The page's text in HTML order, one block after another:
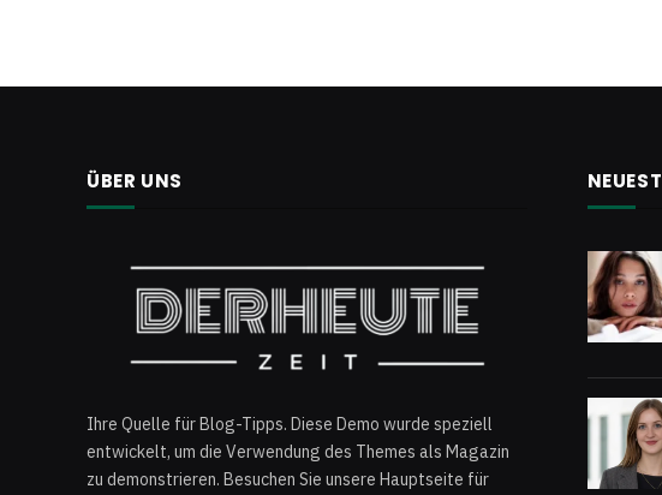
ÜBER UNS
Ihre Quelle für Blog-Tipps. Diese Demo wurde speziell
entwickelt, um die Verwendung des Themes als Magazin
zu demonstrieren. Besuchen Sie unsere Hauptseite für